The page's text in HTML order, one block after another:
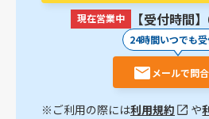
現在営業中 【受付時間
24時間いつでも
メールで問
※ご利用の際には利用規約 や